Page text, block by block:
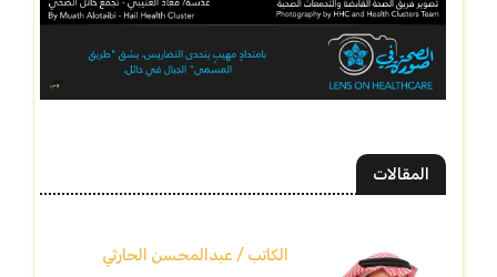
المقالات
الكاتب / عبدالمحسن الحارثي